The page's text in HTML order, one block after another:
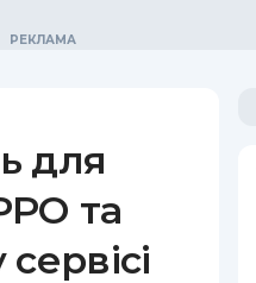
для
та